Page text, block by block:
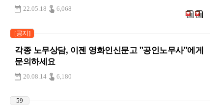
22.05.18 6,068
[공지]
각종 노무상담, 이젠 영화인신문고 "공인노무사"에게
문의하세요
20.08.14 6,180
59